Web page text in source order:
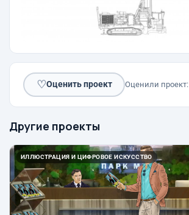
♡Оценить проект Оценили проект:
Другие проекты
ИЛЛЮСТРАЦИЯ И ЦИФРОВОЕ ИСКУССТВО